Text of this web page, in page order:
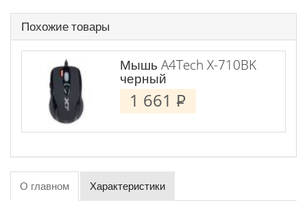
Похожие товары
Мышь A4Tech X-710BK
черный
1 661 P
О главном Характеристики